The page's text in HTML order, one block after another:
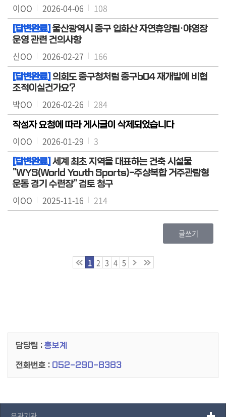
이OO 2026-04-06 108
[답변완료] 울산광역시 중구 입화산 자연휴양림·야영장
운영 관련 건의사항
신OO 2026-02-27 166
[답변완료] 의회도 중구청처럼 중구b04 재개발에 비협
조적이실건가요?
박OO 2026-02-26 284
작성자 요청에 따라 게시글이 삭제되었습니다
이OO 2026-01-29 3
[답변완료] 세계 최초 지역을 대표하는 건축 시설물
"WYS(World Youth Sports)-주상복합 거주관람형
운동 경기 수련장" 검토 청구
이OO 2025-11-16 214
글쓰기
1 2 3 4 5
담당팀 : 홍보계
전화번호 : 052-290-8383